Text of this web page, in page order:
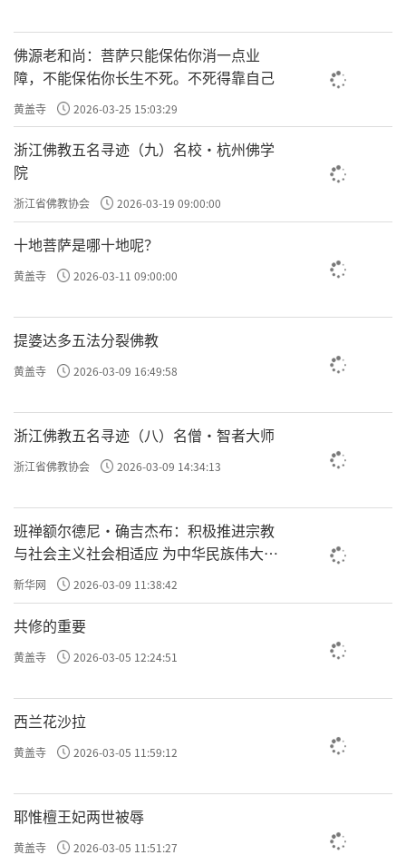
佛源老和尚：菩萨只能保佑你消一点业
障，不能保佑你长生不死。不死得靠自己
黄盖寺 2026-03-25 15:03:29
浙江佛教五名寻迹（九）名校·杭州佛学
院
浙江省佛教协会 2026-03-19 09:00:00
十地菩萨是哪十地呢？
黄盖寺 2026-03-11 09:00:00
提婆达多五法分裂佛教
黄盖寺 2026-03-09 16:49:58
浙江佛教五名寻迹（八）名僧·智者大师
浙江省佛教协会 2026-03-09 14:34:13
班禅额尔德尼·确吉杰布：积极推进宗教
与社会主义社会相适应 为中华民族伟大复
兴贡献力量
新华网 2026-03-09 11:38:42
共修的重要
黄盖寺 2026-03-05 12:24:51
西兰花沙拉
黄盖寺 2026-03-05 11:59:12
耶惟檀王妃两世被辱
黄盖寺 2026-03-05 11:51:27